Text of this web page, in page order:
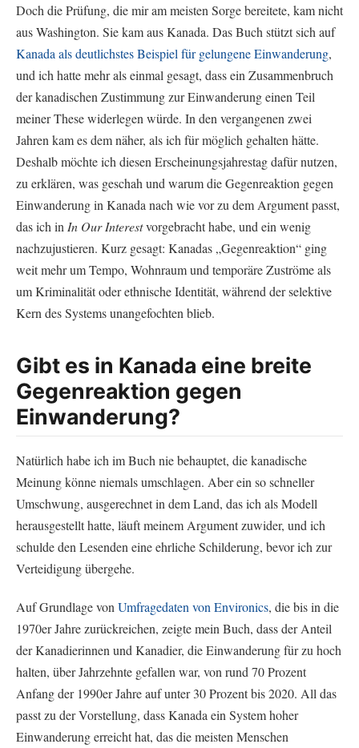
Doch die Prüfung, die mir am meisten Sorge bereitete, kam nicht
aus Washington. Sie kam aus Kanada. Das Buch stützt sich auf
Kanada als deutlichstes Beispiel für gelungene Einwanderung,
und ich hatte mehr als einmal gesagt, dass ein Zusammenbruch
der kanadischen Zustimmung zur Einwanderung einen Teil
meiner These widerlegen würde. In den vergangenen zwei
Jahren kam es dem näher, als ich für möglich gehalten hätte.
Deshalb möchte ich diesen Erscheinungsjahrestag dafür nutzen,
zu erklären, was geschah und warum die Gegenreaktion gegen
Einwanderung in Kanada nach wie vor zu dem Argument passt,
das ich in In Our Interestvorgebracht habe, und ein wenig
nachzujustieren. Kurz gesagt: Kanadas „Gegenreaktion“ ging
weit mehr um Tempo, Wohnraum und temporäre Zuströme als
um Kriminalität oder ethnische Identität, während der selektive
Kern des Systems unangefochten blieb.
Gibt es in Kanada eine breite
Gegenreaktion gegen
Einwanderung?
Natürlich habe ich im Buch nie behauptet, die kanadische
Meinung könne niemals umschlagen. Aber ein so schneller
Umschwung, ausgerechnet in dem Land, das ich als Modell
herausgestellt hatte, läuft meinem Argument zuwider, und ich
schulde den Lesenden eine ehrliche Schilderung, bevor ich zur
Verteidigung übergehe.
Auf Grundlage von Umfragedaten von Environics, die bis in die
1970er Jahre zurückreichen, zeigte mein Buch, dass der Anteil
der Kanadierinnen und Kanadier, die Einwanderung für zu hoch
halten, über Jahrzehnte gefallen war, von rund 70 Prozent
Anfang der 1990er Jahre auf unter 30 Prozent bis 2020. All das
passt zu der Vorstellung, dass Kanada ein System hoher
Einwanderung erreicht hat, das die meisten Menschen